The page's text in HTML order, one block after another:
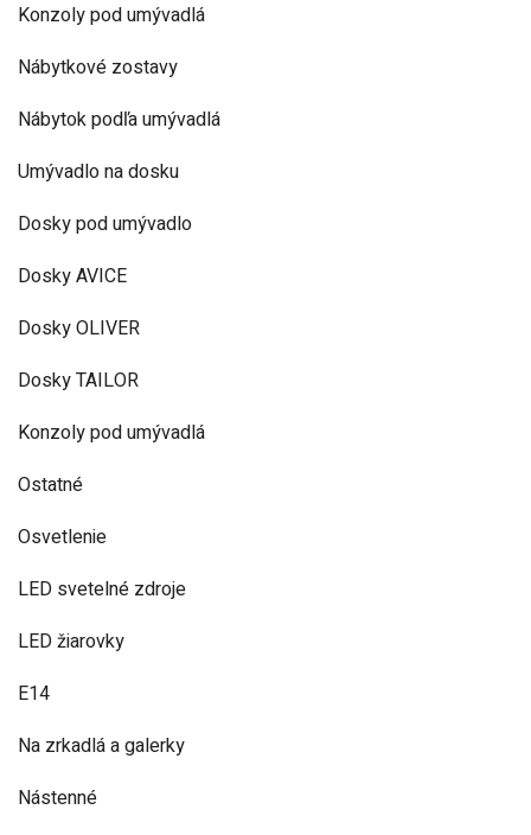
Konzoly pod umývadlá
Nábytkové zostavy
Nábytok podľa umývadlá
Umývadlo na dosku
Dosky pod umývadlo
Dosky AVICE
Dosky OLIVER
Dosky TAILOR
Konzoly pod umývadlá
Ostatné
Osvetlenie
LED svetelné zdroje
LED žiarovky
E14
Na zrkadlá a galerky
Nástenné